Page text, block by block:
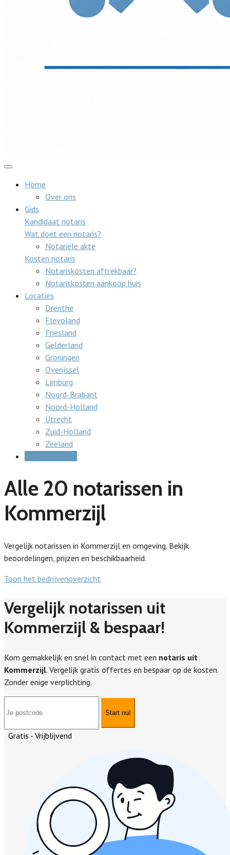
Home
Over ons
Gids
Kandidaat notaris
Wat doet een notaris?
Notariële akte
Kosten notaris
Notariskosten aftrekbaar?
Notariskosten aankoop huis
Locaties
Drenthe
Flevoland
Friesland
Gelderland
Groningen
Overijssel
Limburg
Noord-Brabant
Noord-Holland
Utrecht
Zuid-Holland
Zeeland
Alle 20 notarissen in
Kommerzijl
Vergelijk notarissen in Kommerzijl en omgeving. Bekijk
beoordelingen, prijzen en beschikbaarheid.
Toon het bedrijvenoverzicht
Vergelijk notarissen uit
Kommerzijl & bespaar!
Kom gemakkelijk en snel in contact met een notaris uit
Kommerzijl. Vergelijk gratis offertes en bespaar op de kosten.
Zonder enige verplichting.
Start nu!
Gratis - Vrijblijvend